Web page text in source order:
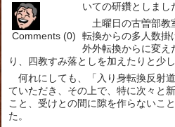
Comments (0)
いての研鑽としまし
土曜日の古曽部教
転換からの多人数掛
外外転換からに変え
り、四教すみ落としを加えたりと少
何れにしても、「入り身転換反射
ていただき、その上で、特に次々と
こと、受けとの間に隙を作らないこ
た。